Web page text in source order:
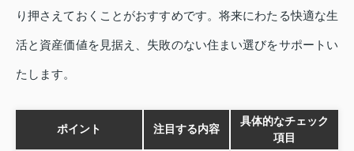
り押さえておくことがおすすめです。将来にわたる快適な生
活と資産価値を見据え、失敗のない住まい選びをサポートい
たします。
ポイント 注目する内容
具体的なチェック
項目